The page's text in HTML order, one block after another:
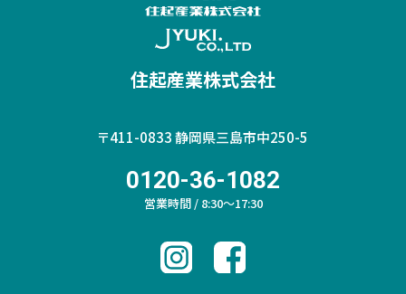
住起産業株式会社
〒411-0833静岡県三島市中250-5
0120-36-1082
営業時間 / 8:30～17:30